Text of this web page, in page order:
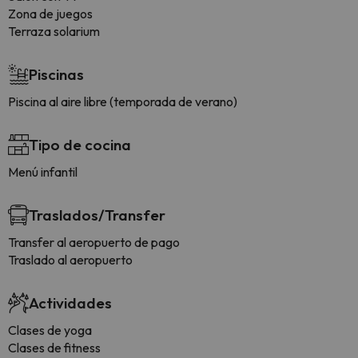
Zona de juegos
Terraza solarium
Piscinas
Piscina al aire libre (temporada de verano)
Tipo de cocina
Menú infantil
Traslados/Transfer
Transfer al aeropuerto de pago
Traslado al aeropuerto
Actividades
Clases de yoga
Clases de fitness